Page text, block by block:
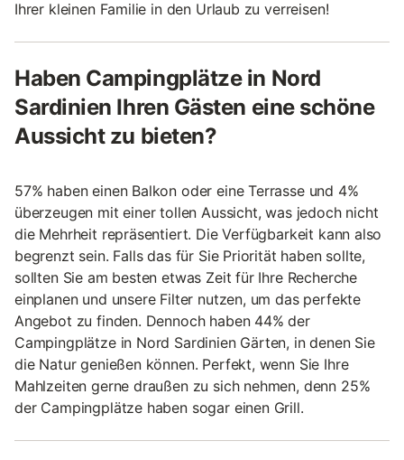
Ihrer kleinen Familie in den Urlaub zu verreisen!
Haben Campingplätze in Nord
Sardinien Ihren Gästen eine schöne
Aussicht zu bieten?
57% haben einen Balkon oder eine Terrasse und 4%
überzeugen mit einer tollen Aussicht, was jedoch nicht
die Mehrheit repräsentiert. Die Verfügbarkeit kann also
begrenzt sein. Falls das für Sie Priorität haben sollte,
sollten Sie am besten etwas Zeit für Ihre Recherche
einplanen und unsere Filter nutzen, um das perfekte
Angebot zu finden. Dennoch haben 44% der
Campingplätze in Nord Sardinien Gärten, in denen Sie
die Natur genießen können. Perfekt, wenn Sie Ihre
Mahlzeiten gerne draußen zu sich nehmen, denn 25%
der Campingplätze haben sogar einen Grill.